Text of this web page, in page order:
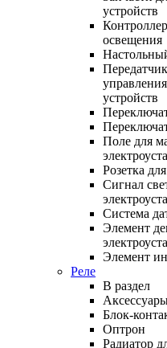
устройств
освещения
устройств
Поле для
Розетка
Сигнал
Система
Элемент
Элемент
Реле
В раздел
Блок-
Оптрон
Радиатор